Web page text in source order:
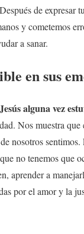
Después de expresar tu
y cometemos
a sanar.
en sus
Jesúsalguna vez
Nos muestra
nosotros sentimos.
no tenemos que
aprender a
por el amor y la